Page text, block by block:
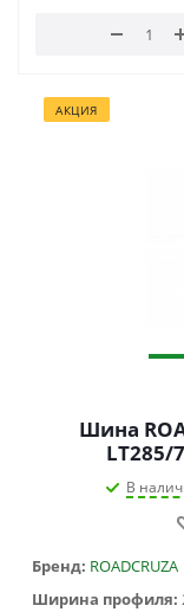
АКЦИЯ
Шина
LT285/
В
Бренд: ROADCRUZA
Ширина профиля: